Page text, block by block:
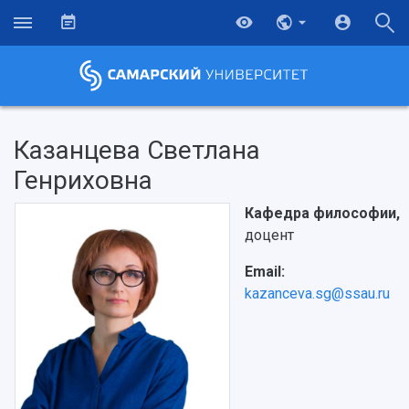
НАЗАД
Об университете
Новости
Образование
Научно-исследовательская деятельность
Казанцева Светлана
Генриховна
Кафедра философии,
доцент
Email:
kazanceva.sg@ssau.ru